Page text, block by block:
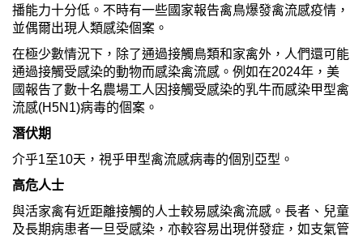
播能力十分低。不時有一些國家報告禽鳥爆發禽流感疫情，
並偶爾出現人類感染個案。
在極少數情況下，除了通過接觸鳥類和家禽外，人們還可能
通過接觸受感染的動物而感染禽流感。例如在2024年，美
國報告了數十名農場工人因接觸受感染的乳牛而感染甲型禽
流感(H5N1)病毒的個案。
潛伏期
介乎1至10天，視乎甲型禽流感病毒的個別亞型。
高危人士
與活家禽有近距離接觸的人士較易感染禽流感。長者、兒童
及長期病患者一旦受感染，亦較容易出現併發症，如支氣管